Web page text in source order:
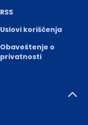
RSS
Uslovi korišćenja
Obaveštenje o
privatnosti